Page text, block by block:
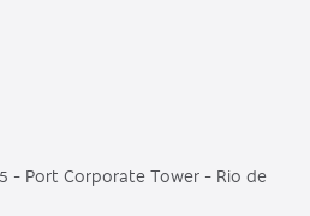
- Port Corporate Tower - Rio de